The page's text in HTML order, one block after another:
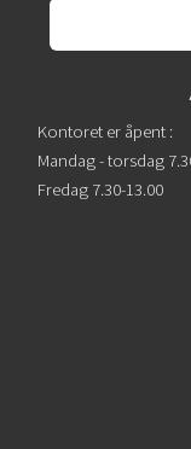
Kontoret er åpent :
Mandag - torsdag
Fredag 7.30-13.00